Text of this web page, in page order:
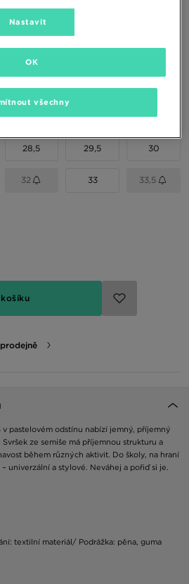
28,5 29,5 30
32 33 33,5
v pastelovém odstínu nabízí jemný, příjemný
ze semiše má příjemnou strukturu a
během různých aktivit. Do školy, na hraní
univerzální a stylové. Neváhej a pořiď si je.
textilní materiál/ Podrážka: pěna, guma
Nastavit
všechny
OK